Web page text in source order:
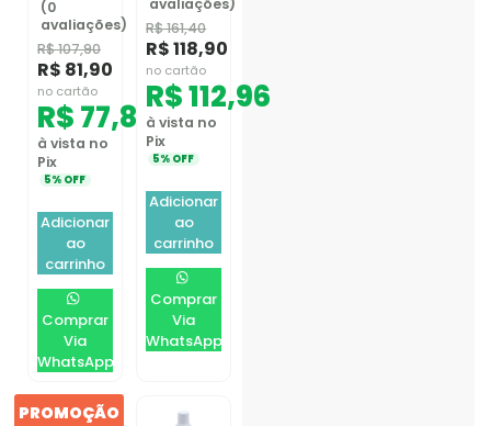
(0
avaliações)
R$107,90
R$ 81,90
no cartão
R$77,81
à vista no
Pix
5% OFF
Adicionar
ao
carrinho
Comprar
Via
WhatsApp
R$161,40
R$118,90
no cartão
R$112,96
à vista no
Pix
5% OFF
Adicionar
ao
carrinho
Comprar
Via
WhatsApp
PROMOÇÃO